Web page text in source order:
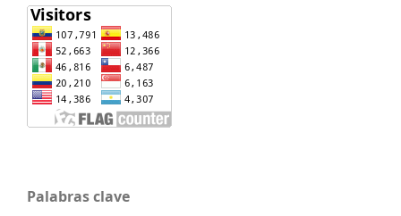
Palabras clave